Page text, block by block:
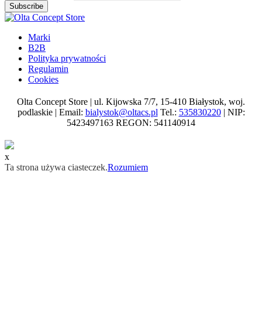
Subscribe
Marki
B2B
Polityka prywatności
Regulamin
Cookies
Olta Concept Store | ul. Kijowska 7/7, 15-410 Białystok, woj.
podlaskie | Email: bialystok@oltacs.plTel.: 535830220| NIP:
5423497163 REGON: 541140914
x
Ta strona używa ciasteczek.Rozumiem